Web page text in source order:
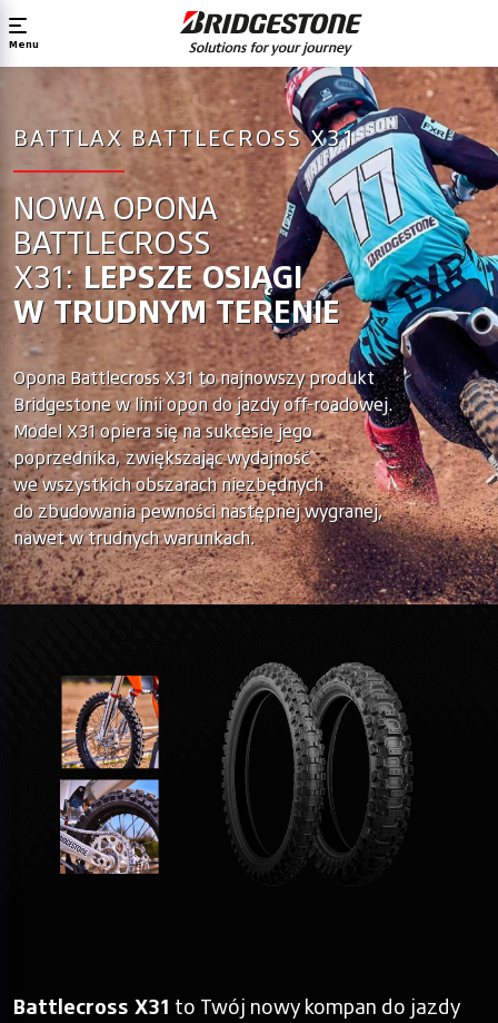
Menu
BATTLAX BATTLECROSS X31
NOWA OPONA
BATTLECROSS
X31:LEPSZE OSIĄGI
W TRUDNYM TERENIE
Opona Battlecross X31 to najnowszy produkt
Bridgestone w linii opon do jazdy off-roadowej.
Model X31 opiera się na sukcesie jego
poprzednika, zwiększając wydajność
we wszystkich obszarach niezbędnych
do zbudowania pewności następnej wygranej,
nawet w trudnych warunkach.
Battlecross X31 to Twój nowy kompan do jazdy